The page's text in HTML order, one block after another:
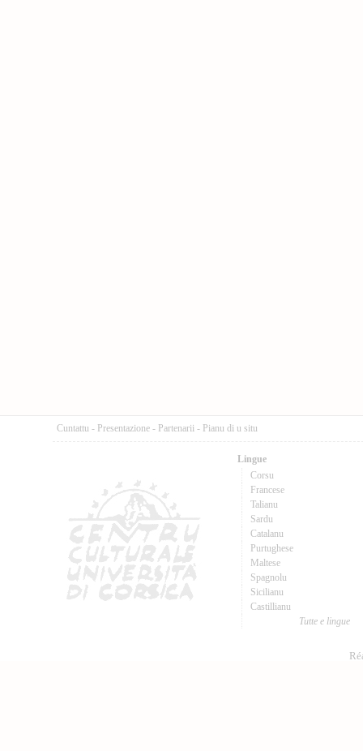
Cuntattu - Presentazione - Partenarii - Pianu di u situ
Lingue
Corsu
Francese
Talianu
Sardu
Catalanu
Purtughese
Maltese
Spagnolu
Sicilianu
Castillianu
Tutte e lingue